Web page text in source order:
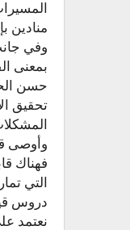
منادين
وفي
بمعنى
حسن
تحقيق
وأوصى
فهناك
التي
دروس
نعتمد